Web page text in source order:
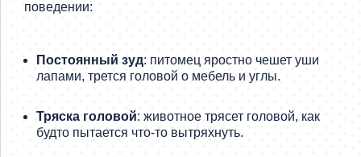
поведении:
Постоянный зуд: питомец яростно чешет уши
лапами, трется головой о мебель и углы.
Тряска головой: животное трясет головой, как
будто пытается что-то вытряхнуть.